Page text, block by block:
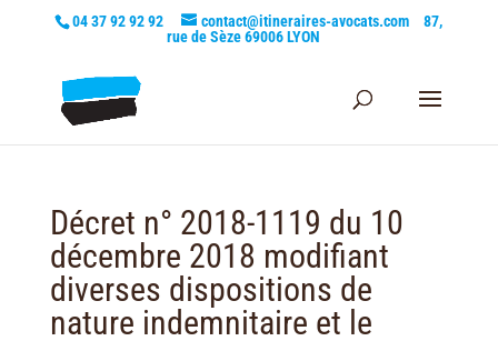
04 37 92 92 92 contact@itineraires-avocats.com
87,
rue de Sèze 69006 LYON
Décret n° 2018-1119 du 10
décembre 2018 modifiant
diverses dispositions de
nature indemnitaire et le